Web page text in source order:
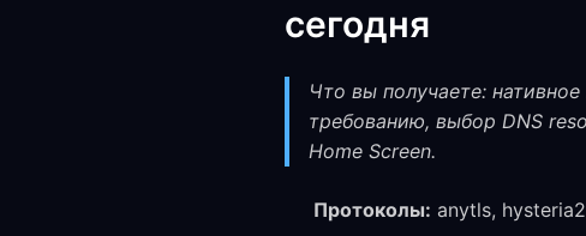
сегодня
Что вы получаете:
требованию, выбор DNS
Home Screen.
Протоколы: anytls,